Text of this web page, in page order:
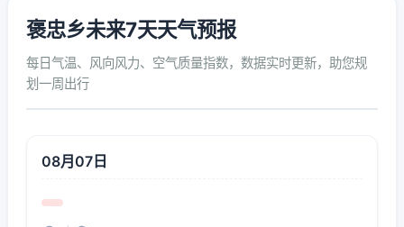
褒忠乡未来7天天气预报
每日气温、风向风力、空气质量指数，数据实时更新，助您规
划一周出行
08月07日